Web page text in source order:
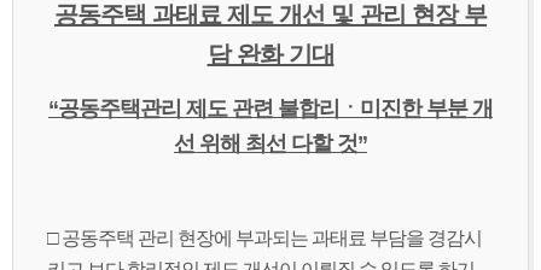
공동주택 과태료 제도 개선 및 관리 현장 부
담 완화 기대
“공동주택관리 제도 관련 불합리ㆍ미진한 부분 개
선 위해 최선 다할 것”
□ 공동주택 관리 현장에 부과되는 과태료 부담을 경감시